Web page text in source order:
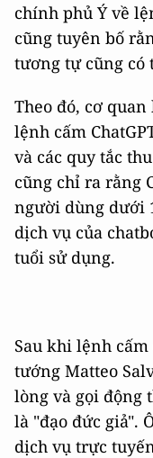
chính phủ Ý về
cũng tuyên bố
tương tự cũng có
Theo đó, cơ
lệnh cấm
và các quy tắc
cũng chỉ ra rằng
người dùng dưới
dịch vụ của
tuổi sử dụng.
Sau khi lệnh
tướng Matteo
lòng và gọi động
là "đạo đức giả".
dịch vụ trực